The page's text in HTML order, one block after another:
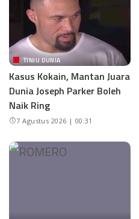
TINJU DUNIA
Kasus Kokain, Mantan Juara
Dunia Joseph Parker Boleh
Naik Ring
7 Agustus 2026 | 00:31